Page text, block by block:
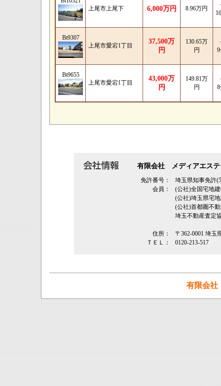
上尾市上尾下
6,000万円 8.96万円
Bt9307
上尾市愛宕1丁目
37,500万
円
130.65万
円
Bt9655
上尾市愛宕1丁目
43,000万
円
149.81万
円
有限会社 メディアエステ
免許番号：
埼玉県知事免許
会員：
(公社)全国宅地
(公社)埼玉県宅
(公社)首都圏不
埼玉不動産査定
住所：
〒362‐0001 埼玉
ＴＥＬ：
0120-213-517
有限会